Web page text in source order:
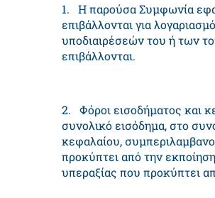
1. Η παρούσα Συμφωνία
επιβάλλονται για
υποδιαιρέσεών του ή των
επιβάλλονται.
2. Φόροι εισοδήματος και
συνολικό εισόδημα, στο
κεφαλαίου,
προκύπτει από την
υπεραξίας που προκύπτει